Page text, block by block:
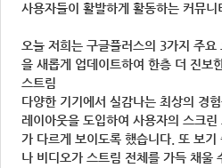
사용자들이 활발하게 활동하는 커뮤니
오늘 저희는 구글플러스의 3가지 주
을 새롭게 업데이트하여 한층 더 진보
스트림
다양한 기기에서 실감나는 최상의 경
레이아웃을 도입하여 사용자의 스크
가 다르게 보이도록 했습니다. 또 보기
나 비디오가 스트림 전체를 가득 채울